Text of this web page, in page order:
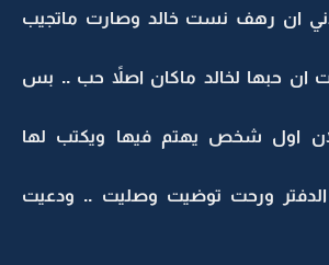
ان رهف نست خالد وصارت ماتجيب
ان حبها لخالد ماكان اصلاً حب .. بس
اول شخص يهتم فيها ويكتب لها
ورحت توضيت وصليت .. ودعيت